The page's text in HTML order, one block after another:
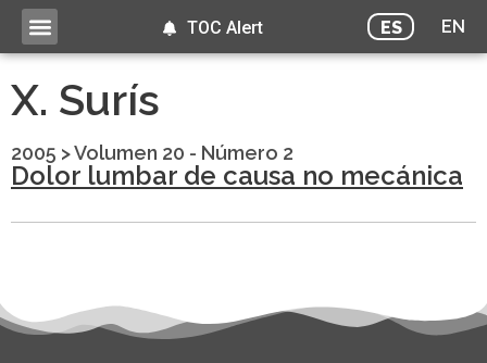
ES EN
TOC Alert
X. Surís
2005 >Volumen 20 - Número 2
Dolor lumbar de causa no mecánica